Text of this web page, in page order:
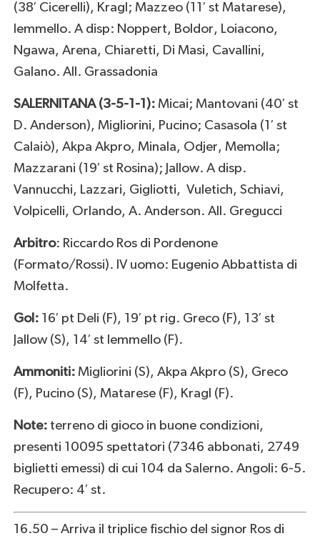
(38′ Cicerelli), Kragl; Mazzeo (11′ st Matarese),
Iemmello. A disp: Noppert, Boldor, Loiacono,
Ngawa, Arena, Chiaretti, Di Masi, Cavallini,
Galano. All. Grassadonia
SALERNITANA (3-5-1-1):Micai; Mantovani (40′ st
D. Anderson), Migliorini, Pucino; Casasola (1′ st
Calaiò), Akpa Akpro, Minala, Odjer, Memolla;
Mazzarani (19′ st Rosina); Jallow. A disp.
Vannucchi, Lazzari, Gigliotti, Vuletich, Schiavi,
Volpicelli, Orlando, A. Anderson. All. Gregucci
Arbitro: Riccardo Ros di Pordenone
(Formato/Rossi). IV uomo: Eugenio Abbattista di
Molfetta.
Gol: 16′ pt Deli (F), 19′ pt rig. Greco (F), 13′ st
Jallow (S), 14′ st Iemmello (F).
Ammoniti: Migliorini (S), Akpa Akpro (S), Greco
(F), Pucino (S), Matarese (F), Kragl (F).
Note: terreno di gioco in buone condizioni,
presenti 10095 spettatori (7346 abbonati, 2749
biglietti emessi) di cui 104 da Salerno. Angoli: 6-5.
Recupero: 4′ st.
16.50 – Arriva il triplice fischio del signor Ros di